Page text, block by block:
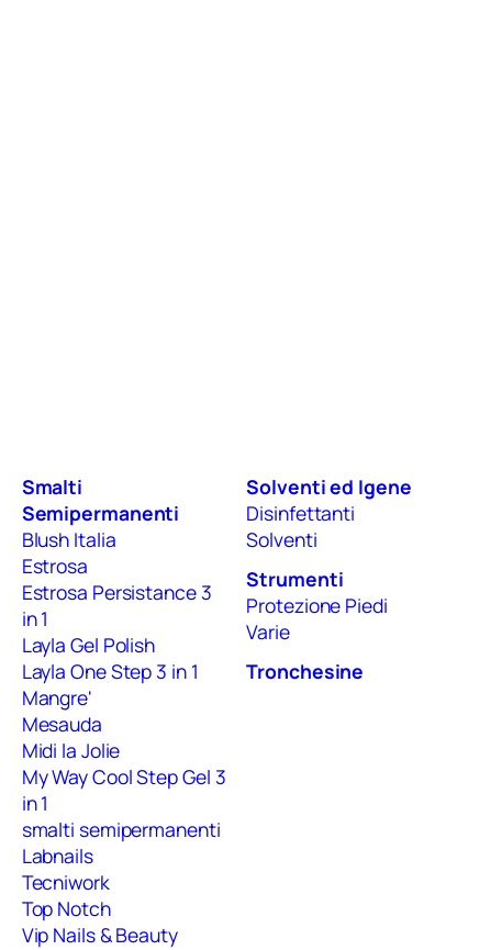
Smalti
Semipermanenti
Blush Italia
Estrosa
Estrosa Persistance 3
in 1
Layla Gel Polish
Layla One Step 3 in 1
Mangre'
Mesauda
Midi la Jolie
My Way Cool Step Gel 3
in 1
smalti semipermanenti
Labnails
Tecniwork
Top Notch
Vip Nails & Beauty
Solventi ed Igene
Disinfettanti
Solventi
Strumenti
Protezione Piedi
Varie
Tronchesine